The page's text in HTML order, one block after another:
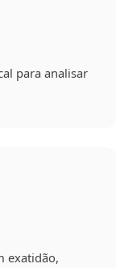
para analisar
exatidão,